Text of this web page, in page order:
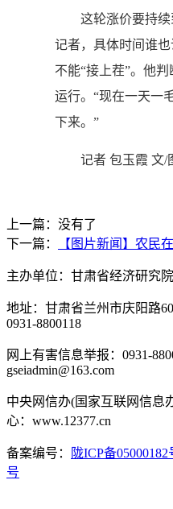
这轮涨价要持续
记者，具体时间谁
不能“接上茬”。他
运行。“现在一天一
下来。”
记者 包玉霞 文/
上一篇：没有了
下一篇：
【图片新闻】农民
主办单位：甘肃省经济研究院
地址：甘肃省兰州市庆阳路
0931-8800118
网上有害信息举报：0931-
gseiadmin@163.com
中央网信办(国家互联网信息
心：www.12377.cn
备案编号： 陇ICP备05000182
号